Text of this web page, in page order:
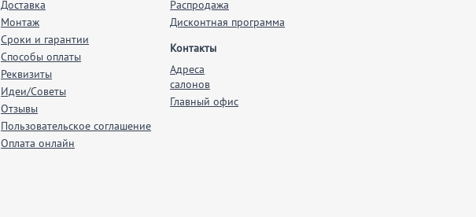
Доставка
Монтаж
Сроки и гарантии
Способы оплаты
Реквизиты
Идеи/Советы
Отзывы
Пользовательское соглашение
Оплата онлайн
Распродажа
Дисконтная программа
Контакты
Адреса
салонов
Главный офис